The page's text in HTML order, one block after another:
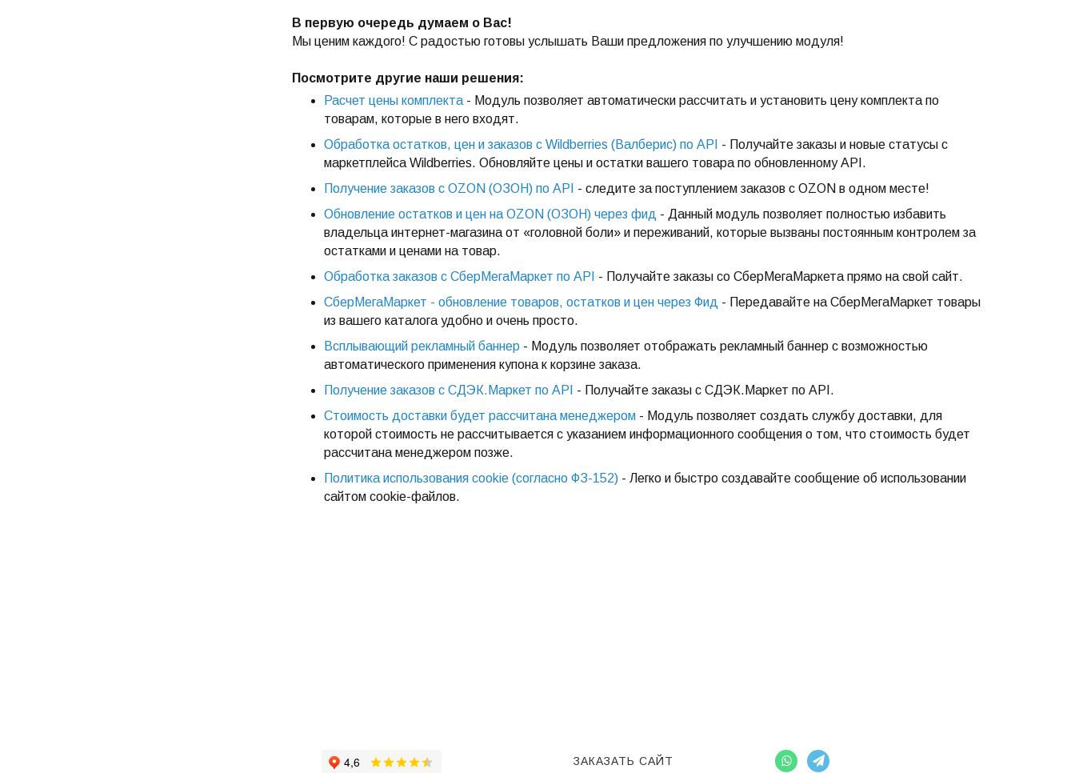
В первую очередь думаем о Вас!
Мы ценим каждого! С радостью готовы услышать Ваши предложения по улучшению модуля!
Посмотрите другие наши решения:
Расчет цены комплекта - Модуль позволяет автоматически рассчитать и установить цену комплекта по
товарам, которые в него входят.
Обработка остатков, цен и заказов с Wildberries (Валберис) по API - Получайте заказы и новые статусы с
маркетплейса Wildberries. Обновляйте цены и остатки вашего товара по обновленному API.
Получение заказов с OZON (ОЗОН) по API - следите за поступлением заказов с OZON в одном месте!
Обновление остатков и цен на OZON (ОЗОН) через фид - Данный модуль позволяет полностью избавить
владельца интернет-магазина от «головной боли» и переживаний, которые вызваны постоянным контролем за
остатками и ценами на товар.
Обработка заказов с СберМегаМаркет по API - Получайте заказы со СберМегаМаркета прямо на свой сайт.
СберМегаМаркет - обновление товаров, остатков и цен через Фид - Передавайте на СберМегаМаркет товары
из вашего каталога удобно и очень просто.
Всплывающий рекламный баннер - Модуль позволяет отображать рекламный баннер с возможностью
автоматического применения купона к корзине заказа.
Получение заказов с СДЭК.Маркет по API - Получайте заказы с СДЭК.Маркет по API.
Стоимость доставки будет рассчитана менеджером - Модуль позволяет создать службу доставки, для
которой стоимость не рассчитывается с указанием информационного сообщения о том, что стоимость будет
рассчитана менеджером позже.
Политика использования cookie (согласно ФЗ-152) - Легко и быстро создавайте сообщение об использовании
сайтом cookie-файлов.
ЗАКАЗАТЬ САЙТ